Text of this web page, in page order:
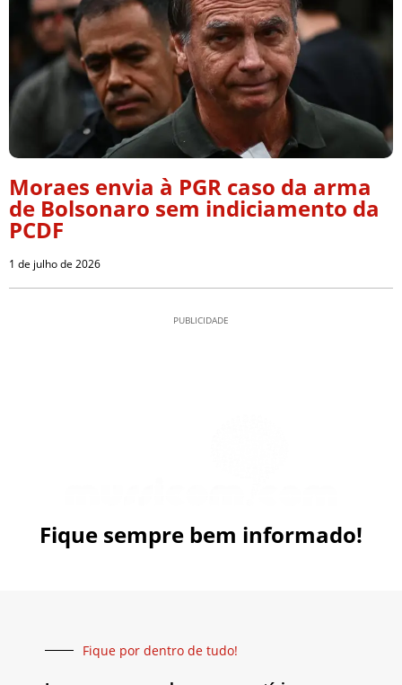
Moraes envia à PGR caso da arma
de Bolsonaro sem indiciamento da
PCDF
1 de julho de 2026
PUBLICIDADE
Fique sempre bem informado!
Fique por dentro de tudo!